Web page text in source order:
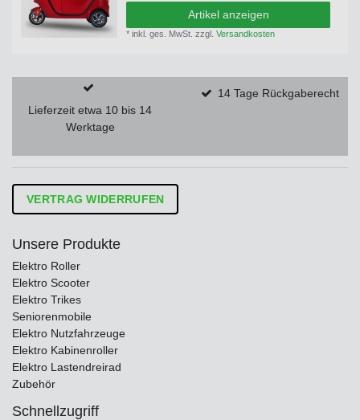
Artikel anzeigen
*inkl. ges. MwSt. zzgl.Versandkosten
Lieferzeit etwa 10 bis 14
Werktage
14 Tage Rückgaberecht
VERTRAG WIDERRUFEN
Unsere Produkte
Elektro Roller
Elektro Scooter
Elektro Trikes
Seniorenmobile
Elektro Nutzfahrzeuge
Elektro Kabinenroller
Elektro Lastendreirad
Zubehör
Schnellzugriff